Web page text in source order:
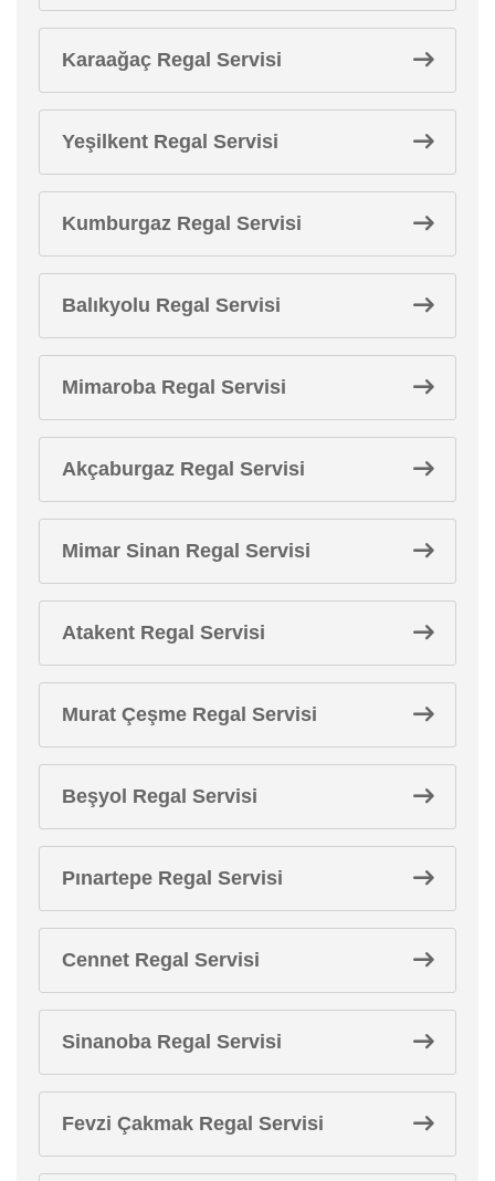
Karaağaç Regal Servisi
Yeşilkent Regal Servisi
Kumburgaz Regal Servisi
Balıkyolu Regal Servisi
Mimaroba Regal Servisi
Akçaburgaz Regal Servisi
Mimar Sinan Regal Servisi
Atakent Regal Servisi
Murat Çeşme Regal Servisi
Beşyol Regal Servisi
Pınartepe Regal Servisi
Cennet Regal Servisi
Sinanoba Regal Servisi
Fevzi Çakmak Regal Servisi